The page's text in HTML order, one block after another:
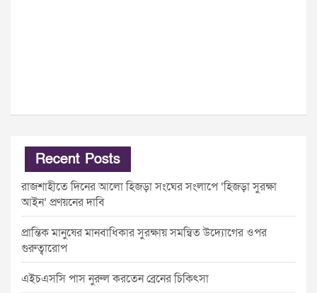
Recent Posts
রাজশাহীতে দিনের আলো হিজড়া সংঘের সংলাপে ‘হিজড়া সুরক্ষা
আইন’ প্রণয়নের দাবি
প্রান্তিক মানুষের মানবাধিকার সুরক্ষায় সমন্বিত উদ্যোগের ওপর
গুরুত্বারোপ
এইচএসসি পাস নুরুল করতেন ব্রেনের চিকিৎসা